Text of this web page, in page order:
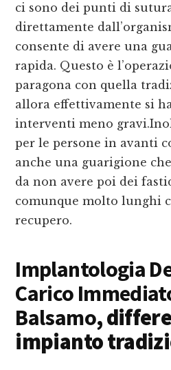
ci sono dei punti di
direttamente
consente di avere una
rapida. Questo è
paragona con quella
allora effettivamente si
interventi meno
per le persone in avanti
anche una guarigione
da non avere poi dei
comunque molto lunghi
recupero.
Implantologia
Carico
Balsamo,
impianto